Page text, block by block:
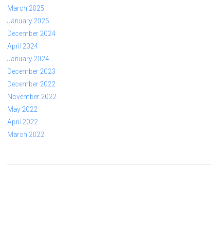
March 2025
January 2025
December 2024
April 2024
January 2024
December 2023
December 2022
November 2022
May 2022
April 2022
March 2022